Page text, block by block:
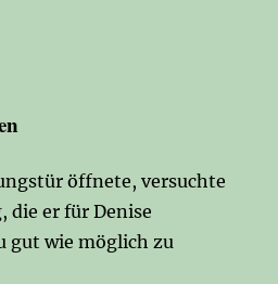
öffnete, versuchte
die er für Denise
gut wie möglich zu